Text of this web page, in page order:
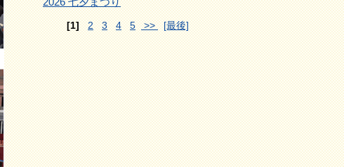
[1] 2 3 4 5 >> [最後]